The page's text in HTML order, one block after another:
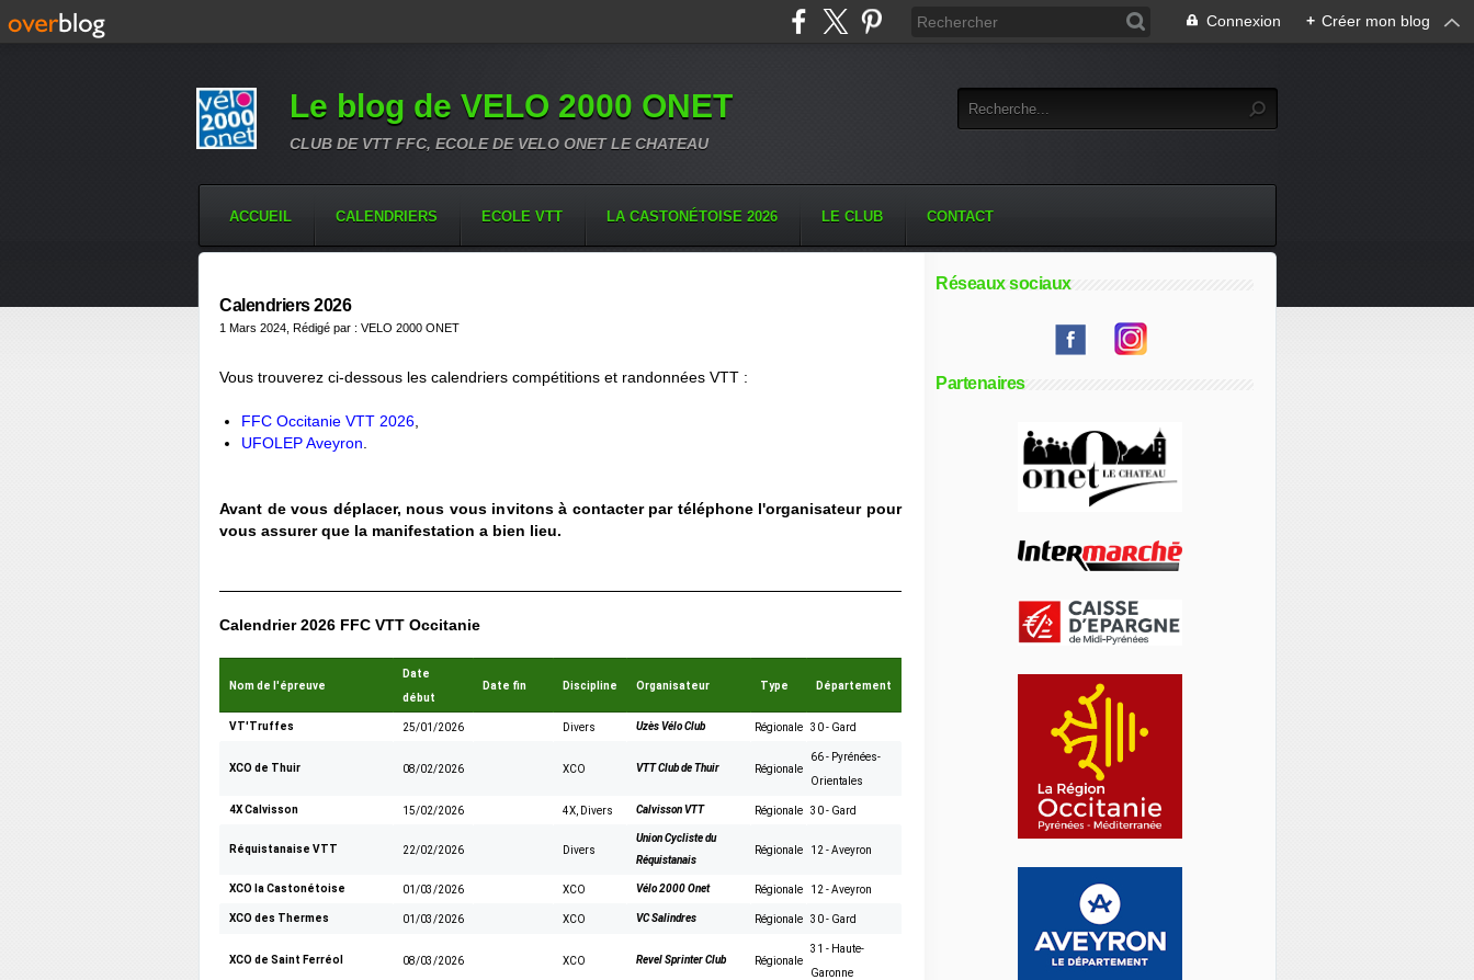
Connexion + Créer mon blog
Le blog de VELO 2000 ONET
CLUB DE VTT FFC, ECOLE DE VELO ONET LE CHATEAU
ACCUEIL CALENDRIERS ECOLE VTT LA CASTONÉTOISE 2026 LE CLUB CONTACT
Calendriers 2026
1 Mars 2024 , Rédigé par : VELO 2000 ONET
Vous trouverez ci-dessous les calendriers compétitions et randonnées VTT :
FFC Occitanie VTT 2026
UFOLEP Aveyron
Avant de vous déplacer, nous vous invitons à contacter par téléphone l'organisateur pour
vous assurer que la manifestation a bien lieu.
Calendrier 2026 FFC VTT Occitanie
Nom de l'épreuve
Date
début
Date fin Discipline Organisateur Type Département
VT'Truffes 25/01/2026 Divers Uzès Vélo Club Régionale 30 - Gard
XCO de Thuir 08/02/2026 XCO VTT Club de Thuir Régionale
66 - Pyrénées-
Orientales
4X Calvisson 15/02/2026 4X Divers Calvisson VTT Régionale 30 - Gard
Réquistanaise VTT 22/02/2026 Divers
Union Cycliste du
Réquistanais
Régionale 12 - Aveyron
XCO la Castonétoise 01/03/2026 XCO Vélo 2000 Onet Régionale 12 - Aveyron
XCO des Thermes 01/03/2026 XCO VC Salindres Régionale 30 - Gard
XCO de Saint Ferréol 08/03/2026 XCO Revel Sprinter Club Régionale
31 - Haute-
Garonne
Réseaux sociaux
Partenaires